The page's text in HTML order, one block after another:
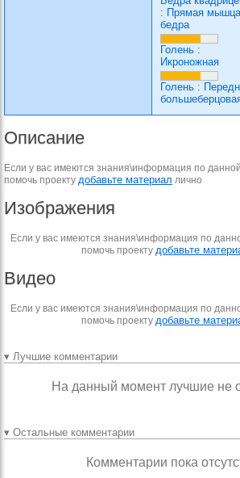
: Прямая мышца
бедра
Голень :
Икроножная
Голень :
Описание
Если у вас имеются знания\информация по
помочь проекту добавьте материал лично
Изображения
Если у вас имеются знания\информация по
помочь проекту добавьте
Видео
Если у вас имеются знания\информация по
помочь проекту добавьте
▾ Лучшие комментарии
На данный момент лучшие не
▾ Остальные комментарии
Комментарии пока